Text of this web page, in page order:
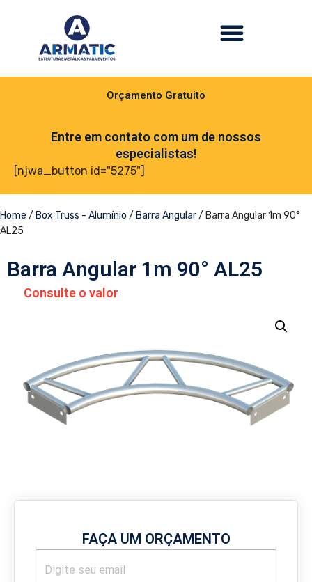
Orçamento Gratuito
Entre em contato com um de nossos
especialistas!
[njwa_button id="5275"]
Home / Box Truss - Alumínio / Barra Angular/ Barra Angular 1m 90°
AL25
Barra Angular 1m 90° AL25
Consulte o valor
FAÇA UM ORÇAMENTO